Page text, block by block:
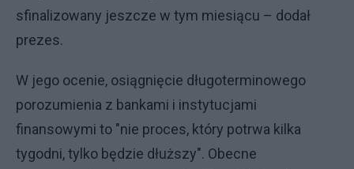
sfinalizowany jeszcze w tym miesiącu – dodał
prezes.
W jego ocenie, osiągnięcie długoterminowego
porozumienia z bankami i instytucjami
finansowymi to "nie proces, który potrwa kilka
tygodni, tylko będzie dłuższy". Obecne